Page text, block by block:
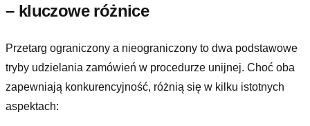
– kluczowe różnice
Przetarg ograniczony a nieograniczony to dwa podstawowe
tryby udzielania zamówień w procedurze unijnej. Choć oba
zapewniają konkurencyjność, różnią się w kilku istotnych
aspektach: